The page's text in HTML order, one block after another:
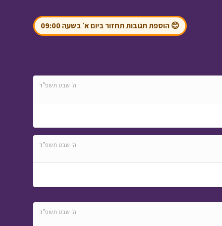
ניידת החלומות - פקח
מספר 1 - ב
• מתוך
ניידת החלומות
בהתחייבות• מתוך בול
בפוני
😊 הוספת תגובות תחזור ביום א׳ בשעה 09:00
ה' שבט תשפ"ד
ה' שבט תשפ"ד
ה' שבט תשפ"ד